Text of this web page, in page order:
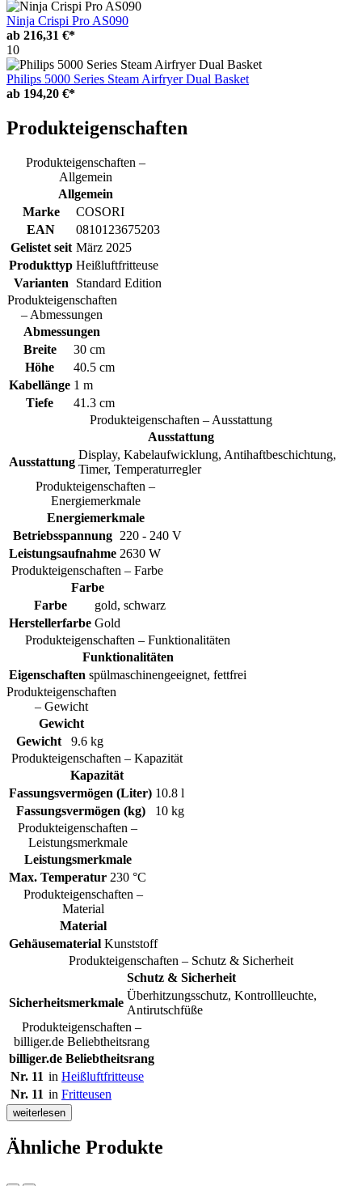
Ninja Crispi Pro AS090
ab 216,31 €*
10
Philips 5000 Series Steam Airfryer Dual Basket
ab 194,20 €*
Produkteigenschaften
Produkteigenschaften –
Allgemein
Allgemein
Marke
COSORI
EAN
0810123675203
Gelistet seit März 2025
Produkttyp Heißluftfritteuse
Varianten
Standard Edition
Produkteigenschaften
– Abmessungen
Abmessungen
Breite
30 cm
Höhe
40.5 cm
Kabellänge 1 m
Tiefe
41.3 cm
Produkteigenschaften – Ausstattung
Ausstattung
Ausstattung
Display, Kabelaufwicklung, Antihaftbeschichtung,
Timer, Temperaturregler
Produkteigenschaften –
Energiemerkmale
Energiemerkmale
Betriebsspannung 220 - 240 V
Leistungsaufnahme 2630 W
Produkteigenschaften – Farbe
Farbe
Farbe
gold, schwarz
Herstellerfarbe Gold
Produkteigenschaften – Funktionalitäten
Funktionalitäten
Eigenschaften spülmaschinengeeignet, fettfrei
Produkteigenschaften
– Gewicht
Gewicht
Gewicht
9.6 kg
Produkteigenschaften – Kapazität
Kapazität
Fassungsvermögen (Liter) 10.8 l
Fassungsvermögen (kg)
10 kg
Produkteigenschaften –
Leistungsmerkmale
Leistungsmerkmale
Max. Temperatur 230 °C
Produkteigenschaften –
Material
Material
Gehäusematerial Kunststoff
Produkteigenschaften – Schutz & Sicherheit
Schutz & Sicherheit
Sicherheitsmerkmale
Überhitzungsschutz, Kontrollleuchte,
Antirutschfüße
Produkteigenschaften –
billiger.de Beliebtheitsrang
billiger.de Beliebtheitsrang
Nr. 11 in Heißluftfritteuse
Nr. 11 in Fritteusen
weiterlesen
Ähnliche Produkte